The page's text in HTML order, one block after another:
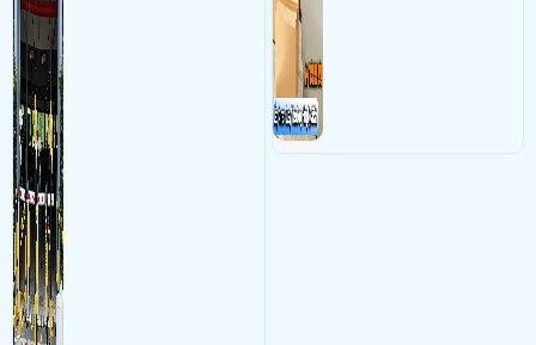
Sản phẩm này lắp đặt sao vậy shop>
Ngày: 10/08/2019
nói về Lắp Đặt Camera Giám Sát Tại Tphcm Giá
Rẻ Nhất Uy Tín
Nếu đặt có giao hàng ở tinh Long an khong>
Ngày: 13/07/2019
nói về Lắp Đặt Camera Giám Sát Tại Tphcm Giá
Rẻ Nhất Uy Tín
Minh mua camera sipem cài đặtko được lD 15 số hai dâu >
Ngày: 11/07/2019
nói về Lắp Đặt Camera Giám Sát Tại
Tphcm Giá Rẻ Nhất Uy Tín
Chao a dien thoai cua em kg xem dc camera do bao loi mang ma loi
la:-11301 a. Chi cach sua loi gium e a.>
Ngày: 22/09/2018
Giá Rẻ Nhất Uy Tín
Chào nghiêm văn thăng: Do anh đăng nhập tài khoản bị sai nên báo lỗi
như vậy ạ. >
Ngày: 20/09/2018
Tại Tphcm Giá Rẻ Nhất Uy Tín